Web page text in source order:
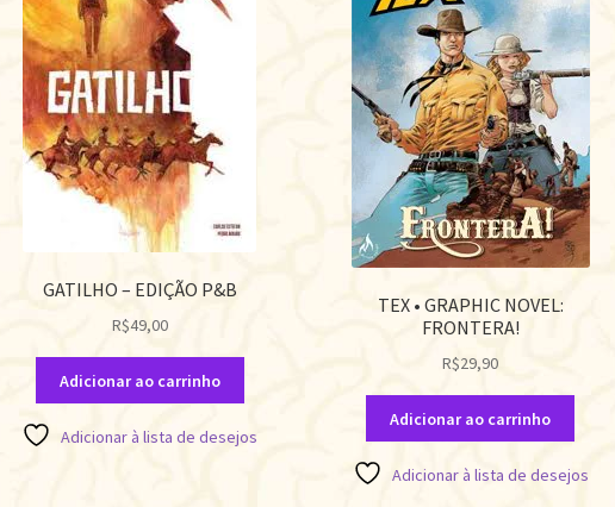
GATILHO – EDIÇÃO P&B
R$49,00
Adicionar ao carrinho
Adicionar à lista de desejos
TEX • GRAPHIC NOVEL:
FRONTERA!
R$29,90
Adicionar ao carrinho
Adicionar à lista de desejos